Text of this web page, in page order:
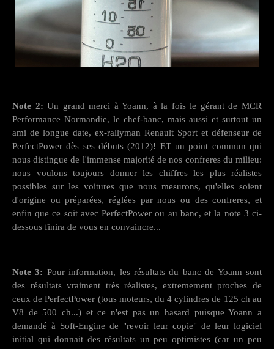
Note 2: Un grand merci à Yoann, à la fois le gérant de MCR
Performance Normandie, le chef-banc, mais aussi et surtout un
ami de longue date, ex-rallyman Renault Sport et défenseur de
PerfectPower dès ses débuts (2012)! ET un point commun qui
nous distingue de l'immense majorité de nos confreres du milieu:
nous voulons toujours donner les chiffres les plus réalistes
possibles sur les voitures que nous mesurons, qu'elles soient
d'origine ou préparées, réglées par nous ou des confreres, et
enfin que ce soit avec PerfectPower ou au banc, et la note 3 ci-
dessous finira de vous en convaincre...
Note 3: Pour information, les résultats du banc de Yoann sont
des résultats vraiment très réalistes, extremement proches de
ceux de PerfectPower (tous moteurs, du 4 cylindres de 125 ch au
V8 de 500 ch...) et ce n'est pas un hasard puisque Yoann a
demandé à Soft-Engine de "revoir leur copie" de leur logiciel
initial qui donnait des résultats un peu optimistes (car un peu